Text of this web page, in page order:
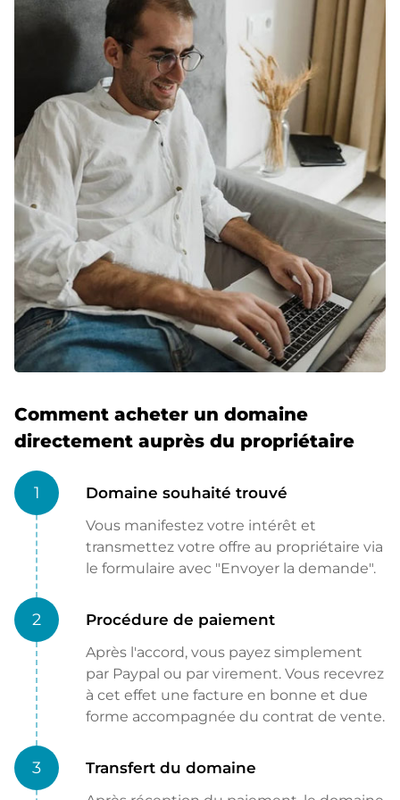
Comment acheter un domaine
directement auprès du propriétaire
1 Domaine souhaité trouvé
Vous manifestez votre intérêt et
transmettez votre offre au propriétaire via
le formulaire avec "Envoyer la demande".
2 Procédure de paiement
Après l'accord, vous payez simplement
par Paypal ou par virement. Vous recevrez
à cet effet une facture en bonne et due
forme accompagnée du contrat de vente.
3 Transfert du domaine